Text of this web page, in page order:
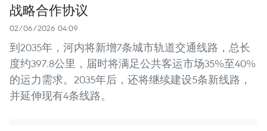
战略合作协议
02/06/2026 04:09
到2035年，河内将新增7条城市轨道交通线路，总长
度约397.8公里，届时将满足公共客运市场35%至40%
的运力需求。2035年后，还将继续建设5条新线路，
并延伸现有4条线路。